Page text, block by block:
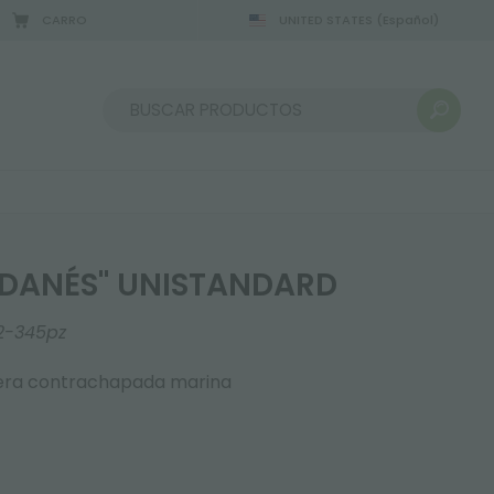
UNISTANDARD
345pz
contrachapada marina